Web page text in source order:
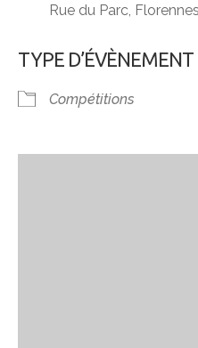
Rue du Parc,
TYPE D’ÉVÈNEMENT
Compétitions